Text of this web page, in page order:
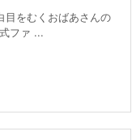
目をむくおばあさんの
ファ ...